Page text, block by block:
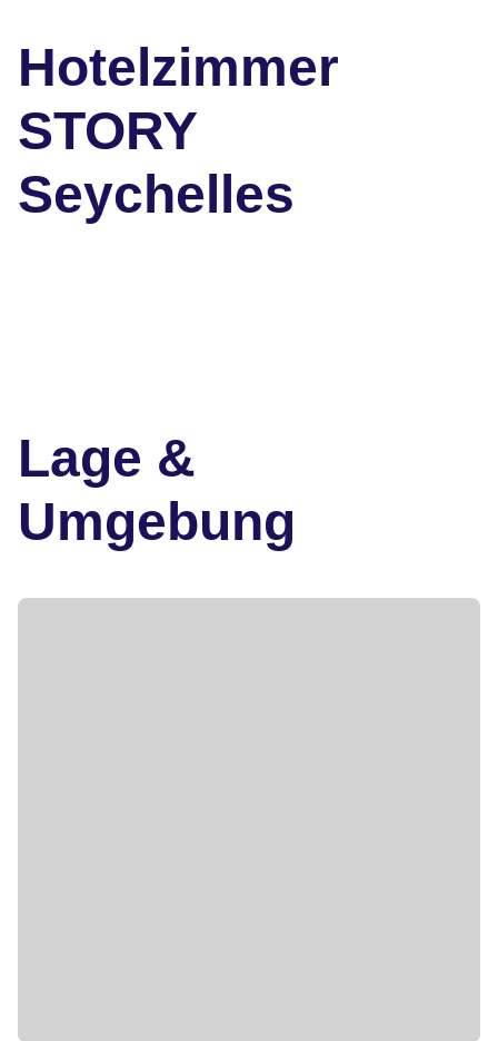
Hotelzimmer
STORY
Seychelles
Lage &
Umgebung